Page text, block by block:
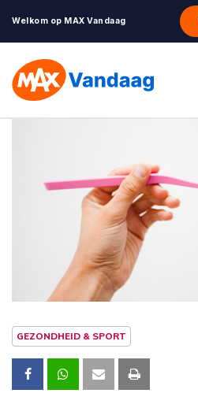
Welkom op MAX Vandaag
GEZONDHEID & SPORT